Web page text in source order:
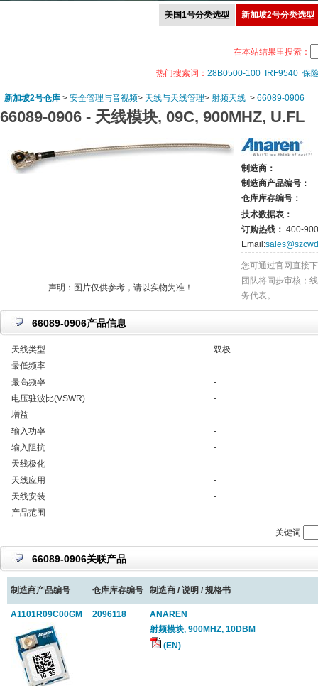
美国1号分类选型 新加坡2号分类选型
在本站结果里搜索：
热门搜索词： 28B0500-100 IRF9540 保
新加坡2号仓库 > 安全管理与音视频> 天线与天线管理> 射频天线 > 66089-0906
66089-0906 - 天线模块, 09C, 900MHZ, U.FL
声明：图片仅供参考，请以实物为准！
制造商：
制造商产品编号：
仓库库存编号：
技术数据表：
订购热线： 400-
Email:
您可通过官网直接
团队将同步审核；
务代表。
66089-0906产品信息
天线类型
双极
最低频率
-
最高频率
-
电压驻波比(VSWR)
-
增益
-
输入功率
-
输入阻抗
-
天线极化
-
天线应用
-
天线安装
-
产品范围
-
关键词
66089-0906关联产品
制造商产品编号 仓库库存编号 制造商 / 说明 / 规格书
A1101R09C00GM 2096118
ANAREN
射频模块, 900MHZ, 10DBM
(EN)